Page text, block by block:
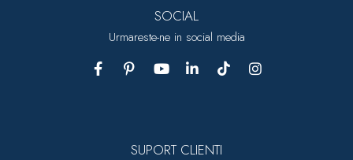
SOCIAL
Urmareste-ne in social media
SUPORT CLIENTI